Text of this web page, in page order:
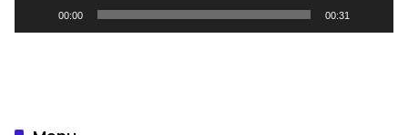
00:00 00:31